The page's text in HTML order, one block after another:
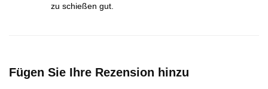
zu schießen gut.
Fügen Sie Ihre Rezension hinzu